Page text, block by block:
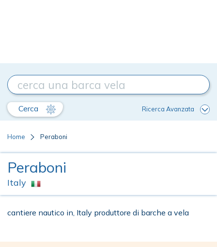
Cerca Ricerca Avanzata
Home Peraboni
Peraboni
Italy
cantiere nautico in, Italy produttore di barche a vela